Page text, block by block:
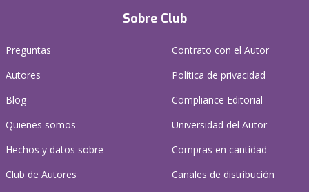
Sobre Club
Preguntas
Autores
Blog
Quienes somos
Hechos y datos sobre
Club de Autores
Contrato con el Autor
Política de privacidad
Compliance Editorial
Universidad del Autor
Compras en cantidad
Canales de distribución